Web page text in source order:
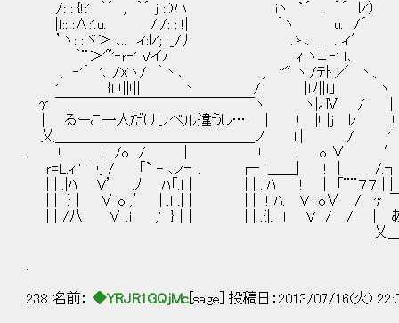
/: : {!:' ｀´ , ｀´ ｊ :|)ハ iヽ `´ . ｀´ ﾚ
|ｌ:: :∧:'.u. /:/: : !| ｀ヽ u. /
’ヽ: ::ヾ＞ ､.. ィ:ﾚ'; !_/ﾘ .ゝ､ . ィ′
｀¨＞'~'‐ｒ‐' Vイﾉ ｨ ヽﾆ.‐' ｌ､
, ‐'´ '､ /Xヽ/ ｀丶､ , ''" ヽ./ﾃﾄ.／ 丶、
' {ｌ !||!|| ヽ / |ｌﾉ||ｌ」| ヽ γ ￣￣￣
γ ￣￣￣￣￣￣￣￣￣￣￣￣￣￣ヽ ヽ|｡
｜ るーこ一人だけレベル違うし… | ! |! |ｊ ﾚ .!
乂＿＿＿＿＿＿＿＿＿＿＿＿＿＿
. ! ! /o / | .! ! o ∨
ｒ=L.ｨ'' ￢ｊ / 「` - ､ノ┐. ┌‐」＿＿| ! | /
| | .|ﾊ V’ .ﾉ ﾊ「.ｌ | | | .|ﾊ ! | 「¨¨７７ |
| | }｜ ∨ o ,’ | .ｌ .| | | | ! ﾊ. V o∨ / γ ￣￣￣￣
| | /八 ∨ .i ,' }｜| | | .{|. ｌ V / / ｜ あっでもるー
乂＿＿＿＿＿＿＿＿＿＿＿＿
238 名前： ◆YRJR1GQjMc [sage] 投稿日：2013/07/16(火)